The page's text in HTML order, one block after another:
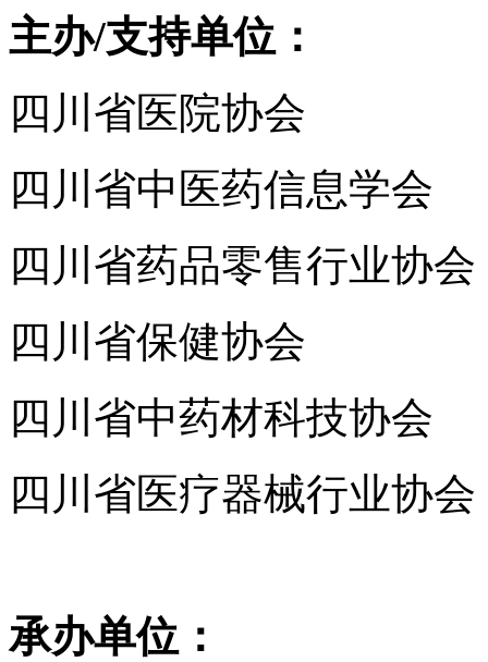
主办/支持单位：
四川省医院协会
四川省中医药信息学会
四川省药品零售行业协会
四川省保健协会
四川省中药材科技协会
四川省医疗器械行业协会
承办单位：